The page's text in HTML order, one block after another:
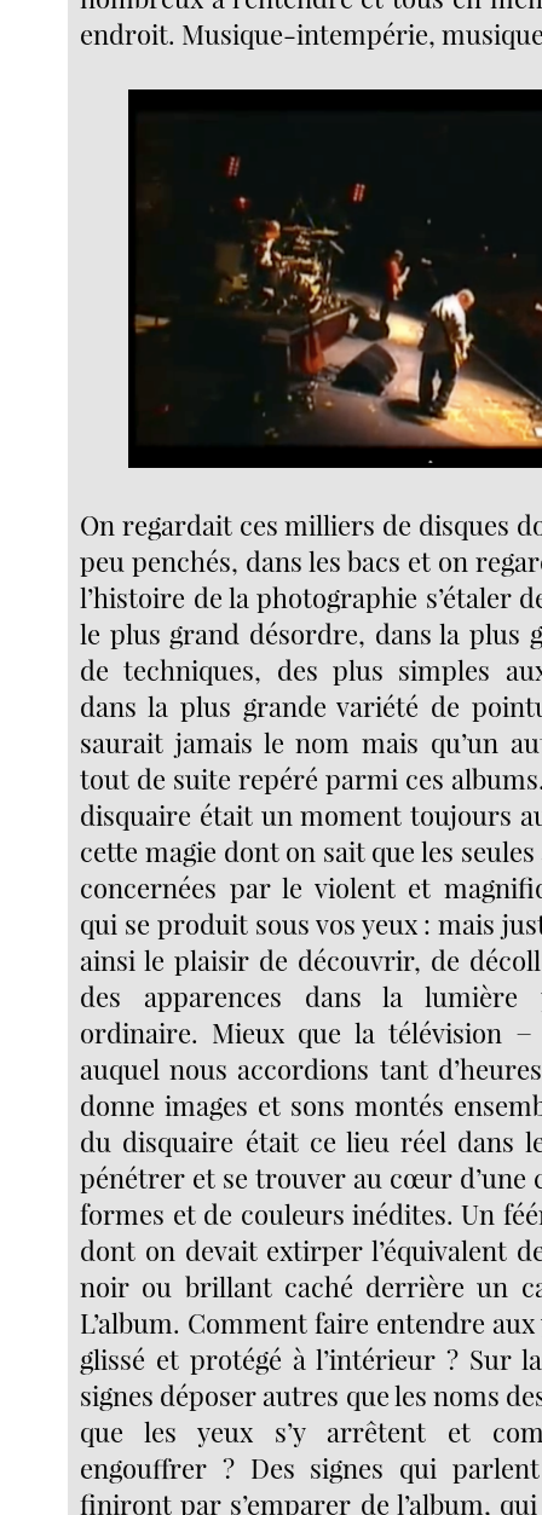
endroit. Musique-intempérie,
On regardait ces milliers de disques
peu penchés, dans les bacs et on
l’histoire de la photographie s’étaler
le plus grand désordre, dans la plus
de techniques, des plus simples
dans la plus grande variété de
saurait jamais le nom mais qu’un
tout de suite repéré parmi ces
disquaire était un moment toujours
cette magie dont on sait que les
concernées par le violent et
qui se produit sous vos yeux : mais
ainsi le plaisir de découvrir, de
des apparences dans la lumière
ordinaire. Mieux que la télévision −
auquel nous accordions tant
donne images et sons montés
du disquaire était ce lieu réel dans
pénétrer et se trouver au cœur d’une
formes et de couleurs inédites. Un
dont on devait extirper l’équivalent
noir ou brillant caché derrière un
L’album. Comment faire entendre
glissé et protégé à l’intérieur ? Sur
signes déposer autres que les noms
que les yeux s’y arrêtent et
engouffrer ? Des signes qui
finiront par s’emparer de l’album,